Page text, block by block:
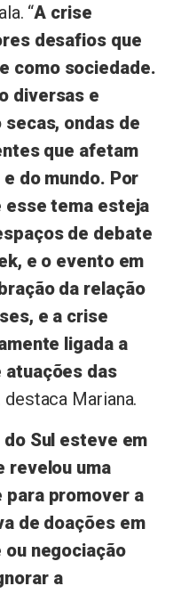
“A crise
desafios que
como sociedade.
diversas e
ondas de
que afetam
do mundo. Por
esse tema esteja
de debate
e o evento em
da relação
e a crise
ligada a
atuações das
destaca Mariana.
do Sul esteve em
revelou uma
promover a
de doações em
ou negociação
a